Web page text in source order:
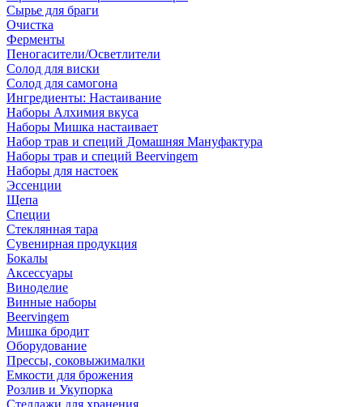
Сырье для браги
Очистка
Ферменты
Пеногасители/Осветлители
Солод для виски
Солод для самогона
Ингредиенты: Настаивание
Наборы Алхимия вкуса
Наборы Мишка настаивает
Набор трав и специй Домашняя Мануфактура
Наборы трав и специй Beervingem
Наборы для настоек
Эссенции
Щепа
Специи
Стеклянная тара
Сувенирная продукция
Бокалы
Аксессуары
Виноделие
Винные наборы
Beervingem
Мишка бродит
Оборудование
Прессы, соковыжималки
Емкости для брожения
Розлив и Укупорка
Стеллажи для хранения